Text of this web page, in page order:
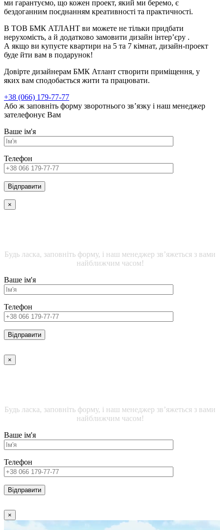
ми гарантуємо, що кожен проект, який ми беремо, є
бездоганним поєднанням креативності та практичності.
В ТОВ БМК АТЛАНТ ви можете не тільки придбати
нерухомість, а й додатково замовити дизайн інтерʼєру .
А якщо ви купуєте квартири на 5 та 7 кімнат, дизайн-проект
буде йти вам в подарунок!
Довірте дизайнерам БМК Атлант створити приміщення, у
яких вам сподобається жити та працювати.
+38 (066) 179-77-77
Або ж заповніть форму зворотнього зв’язку і наш менеджер
зателефонує Вам
Ваше ім'я
Телефон
×
Будь ласка, заповніть форму, і наш менеджер зв’яжеться з вами
найближчим часом!
Ваше ім'я
Телефон
×
Будь ласка, заповніть форму, і наш менеджер зв’яжеться з вами
найближчим часом!
Ваше ім'я
Телефон
×